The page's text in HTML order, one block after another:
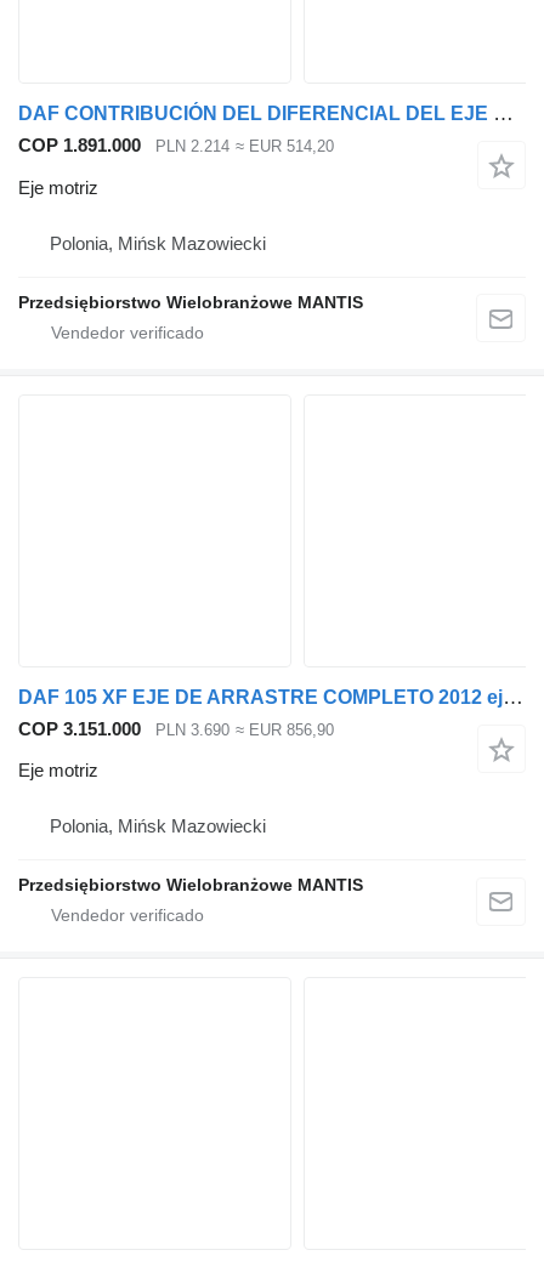
DAF CONTRIBUCIÓN DEL DIFERENCIAL DEL EJE DAF XF 105 43:16 eje motriz para cabeza tractora
COP 1.891.000 PLN 2.214 ≈ EUR 514,20
Eje motriz
Polonia, Mińsk Mazowiecki
Przedsiębiorstwo Wielobranżowe MANTIS
DAF 105 XF EJE DE ARRASTRE COMPLETO 2012 eje motriz para cabeza tractora
COP 3.151.000 PLN 3.690 ≈ EUR 856,90
Eje motriz
Polonia, Mińsk Mazowiecki
Przedsiębiorstwo Wielobranżowe MANTIS